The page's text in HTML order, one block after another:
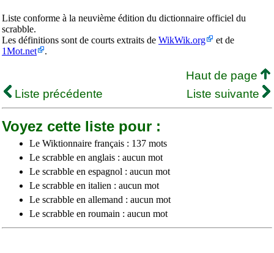
Liste conforme à la neuvième édition du dictionnaire officiel du
scrabble.
Les définitions sont de courts extraits de WikWik.org
et de
1Mot.net
.
Haut de page
Liste précédente
Liste suivante
Voyez cette liste pour :
Le Wiktionnaire français : 137 mots
Le scrabble en anglais : aucun mot
Le scrabble en espagnol : aucun mot
Le scrabble en italien : aucun mot
Le scrabble en allemand : aucun mot
Le scrabble en roumain : aucun mot